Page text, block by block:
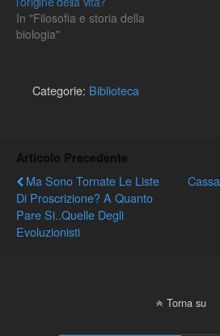
In "Filosofia e storia della
biologia"
Categorie: Biblioteca
Articolo Precedente
Ma Sono Tornate Le Liste
Di Proscrizione? A Quanto
Pare Si..quelle Degli
Evoluzionisti
Torna su